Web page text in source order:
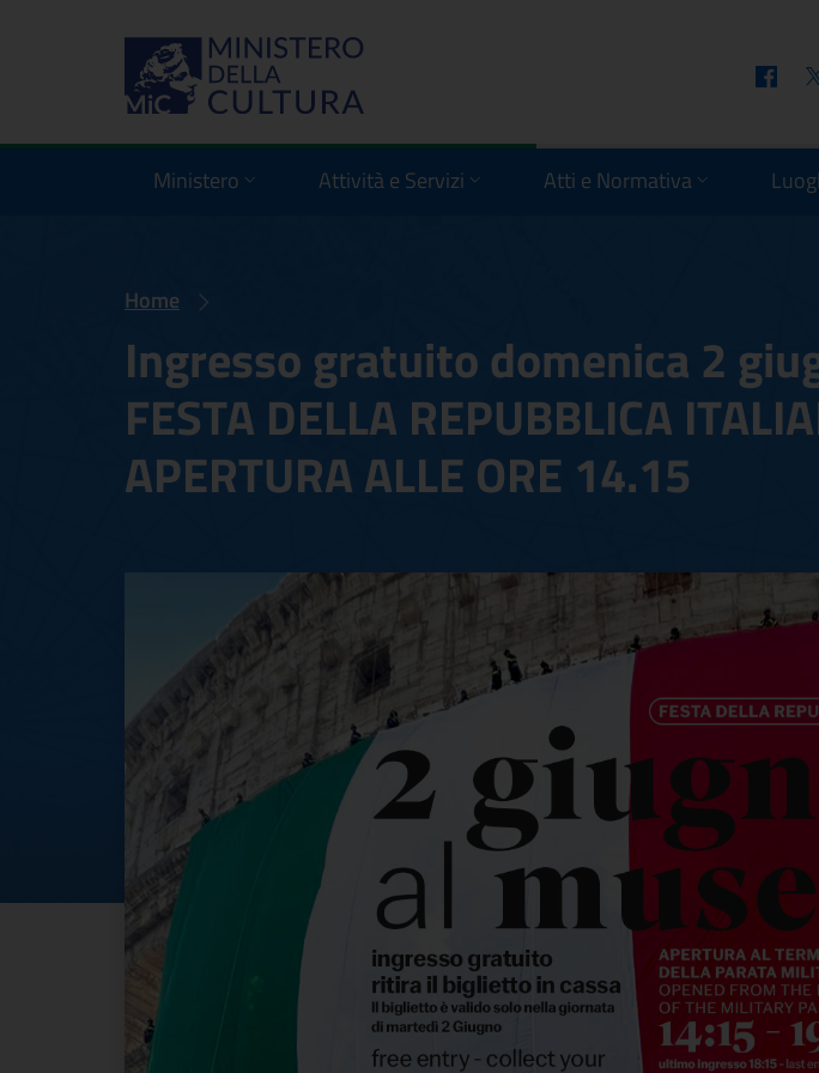
Facebook
Ministero Attività e Servizi Atti e Normativa
Home
Ingresso gratuito domenica 2
FESTA DELLA REPUBBLICA
APERTURA ALLE ORE 14.15
Ingresso gratuito domenica